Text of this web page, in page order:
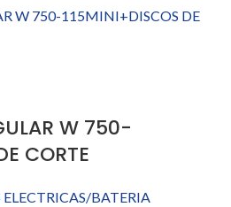
W 750-
CORTE
BATERIA